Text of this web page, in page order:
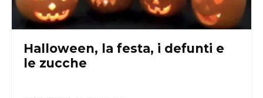
Halloween, la festa, i defunti e
le zucche